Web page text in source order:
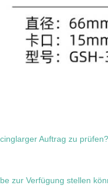
Auftrag zu
zur Verfügung stellen